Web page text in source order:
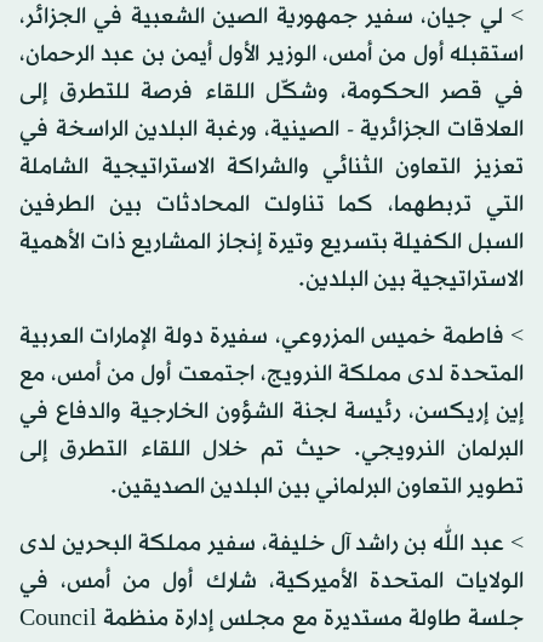
> لي جيان، سفير جمهورية الصين الشعبية في الجزائر،
استقبله أول من أمس، الوزير الأول أيمن بن عبد الرحمان،
في قصر الحكومة، وشكّل اللقاء فرصة للتطرق إلى
العلاقات الجزائرية - الصينية، ورغبة البلدين الراسخة في
تعزيز التعاون الثنائي والشراكة الاستراتيجية الشاملة
التي تربطهما، كما تناولت المحادثات بين الطرفين
السبل الكفيلة بتسريع وتيرة إنجاز المشاريع ذات الأهمية
الاستراتيجية بين البلدين.
> فاطمة خميس المزروعي، سفيرة دولة الإمارات العربية
المتحدة لدى مملكة النرويج، اجتمعت أول من أمس، مع
إين إريكسن، رئيسة لجنة الشؤون الخارجية والدفاع في
البرلمان النرويجي. حيث تم خلال اللقاء التطرق إلى
تطوير التعاون البرلماني بين البلدين الصديقين.
> عبد الله بن راشد آل خليفة، سفير مملكة البحرين لدى
الولايات المتحدة الأميركية، شارك أول من أمس، في
جلسة طاولة مستديرة مع مجلس إدارة منظمة Council